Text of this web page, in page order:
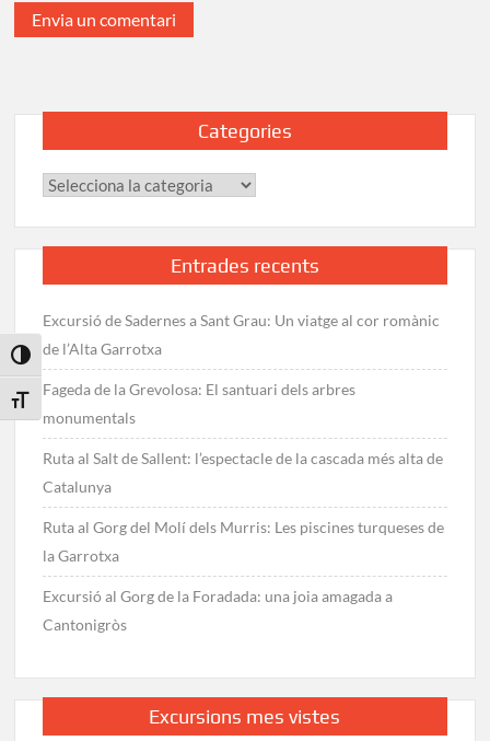
Toggle High Contrast
Toggle Font size
Categories
Categories
Entrades recents
Excursió de Sadernes a Sant Grau: Un viatge al cor romànic
de l’Alta Garrotxa
Fageda de la Grevolosa: El santuari dels arbres
monumentals
Ruta al Salt de Sallent: l’espectacle de la cascada més alta de
Catalunya
Ruta al Gorg del Molí dels Murris: Les piscines turqueses de
la Garrotxa
Excursió al Gorg de la Foradada: una joia amagada a
Cantonigròs
Excursions mes vistes